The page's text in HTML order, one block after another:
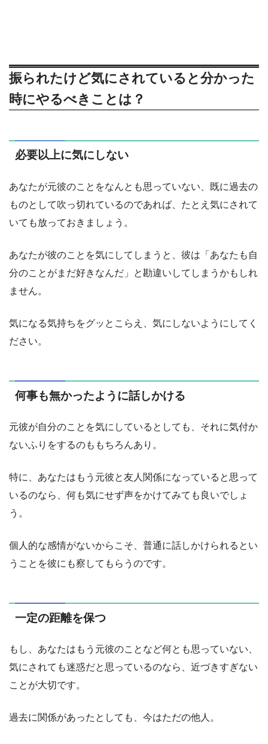
振られたけど気にされていると分かった
時にやるべきことは？
必要以上に気にしない
あなたが元彼のことをなんとも思っていない、既に過去の
ものとして吹っ切れているのであれば、たとえ気にされて
いても放っておきましょう。
あなたが彼のことを気にしてしまうと、彼は「あなたも自
分のことがまだ好きなんだ」と勘違いしてしまうかもしれ
ません。
気になる気持ちをグッとこらえ、気にしないようにしてく
ださい。
何事も無かったように話しかける
元彼が自分のことを気にしているとしても、それに気付か
ないふりをするのももちろんあり。
特に、あなたはもう元彼と友人関係になっていると思って
いるのなら、何も気にせず声をかけてみても良いでしょ
う。
個人的な感情がないからこそ、普通に話しかけられるとい
うことを彼にも察してもらうのです。
一定の距離を保つ
もし、あなたはもう元彼のことなど何とも思っていない、
気にされても迷惑だと思っているのなら、近づきすぎない
ことが大切です。
過去に関係があったとしても、今はただの他人。